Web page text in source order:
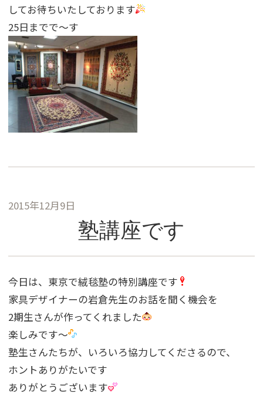
してお待ちいたしております
25日までで〜す
2015年12月9日
塾講座です
今日は、東京で絨毯塾の特別講座です
家具デザイナーの岩倉先生のお話を聞く機会を
2期生さんが作ってくれました
楽しみです〜
塾生さんたちが、いろいろ協力してくださるので、
ホントありがたいです
ありがとうございます